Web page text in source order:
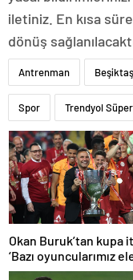
iletiniz. En kısa
dönüş
Antrenman Beşiktaş
Spor Trendyol
Okan Buruk’tan kupa
‘Bazı oyuncularımız
diye düşündü’